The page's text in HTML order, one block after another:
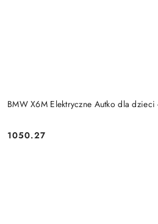
BMW X6M Elektryczne Autko dla
Cena:
1050.27